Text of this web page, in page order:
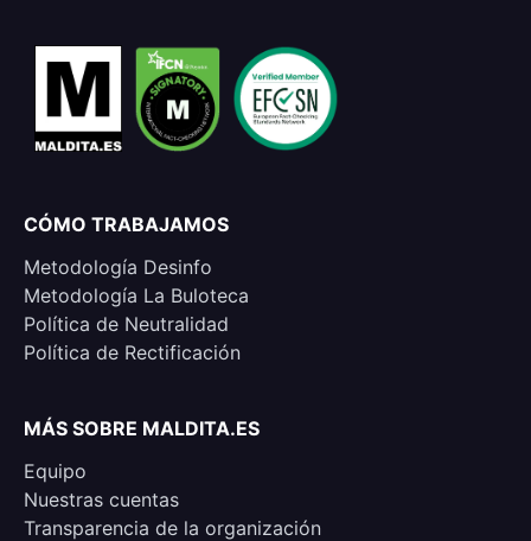
CÓMO TRABAJAMOS
Metodología Desinfo
Metodología La Buloteca
Política de Neutralidad
Política de Rectificación
MÁS SOBRE MALDITA.ES
Equipo
Nuestras cuentas
Transparencia de la organización